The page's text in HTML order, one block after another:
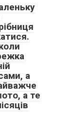
а
а те